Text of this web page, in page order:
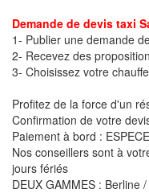
Demande de devis taxi
1- Publier une demande
2- Recevez des
3- Choisissez votre
Profitez de la force d'un
Confirmation de votre
Paiement à bord :
Nos conseillers sont à
jours fériés
DEUX GAMMES : Berline /